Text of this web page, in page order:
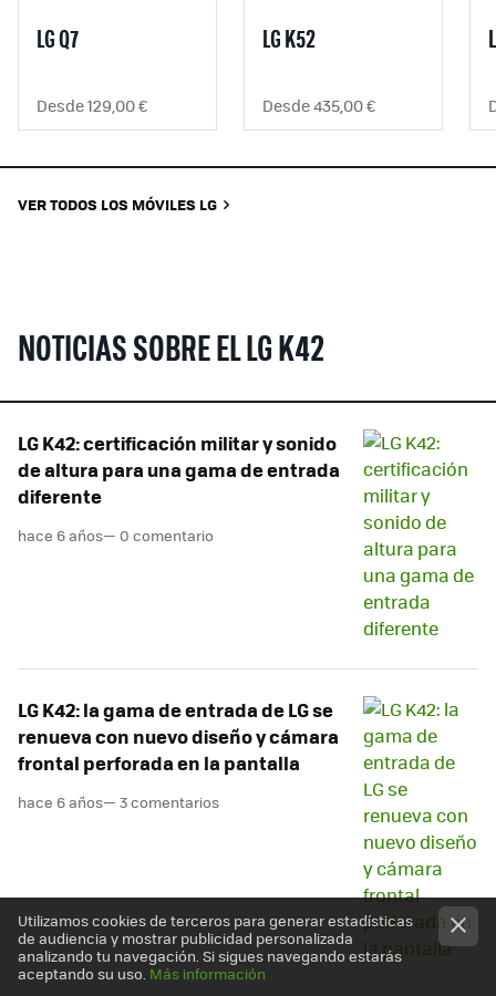
LG Q7
Desde 129,00 €
LG K52
Desde 435,00 €
VER TODOS LOS MÓVILES LG
NOTICIAS SOBRE EL LG K42
LG K42: certificación militar y sonido
de altura para una gama de entrada
diferente
hace 6 años— 0 comentario
LG K42: la gama de entrada de LG se
renueva con nuevo diseño y cámara
frontal perforada en la pantalla
hace 6 años— 3 comentarios
Utilizamos cookies de terceros para generar estadísticas
de audiencia y mostrar publicidad personalizada
analizando tu navegación. Si sigues navegando estarás
aceptando su uso. Más información